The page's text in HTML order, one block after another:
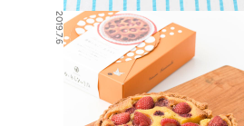
2019.7.6